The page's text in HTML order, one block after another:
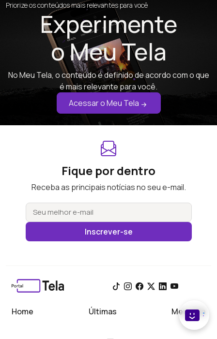
Priorize os conteúdos mais relevantes para você
Experimente
o Meu Tela
No Meu Tela, o conteúdo é definido de acordo com o que
é mais relevante para você.
Acessar o Meu Tela
Fique por dentro
Receba as principais notícias no seu e-mail.
Inscrever-se
Home Últimas Meu Tela